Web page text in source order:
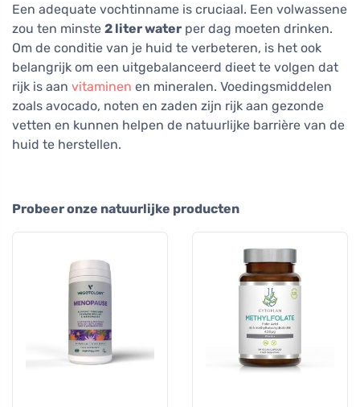
Een adequate vochtinname is cruciaal. Een volwassene
zou ten minste 2 liter water per dag moeten drinken.
Om de conditie van je huid te verbeteren, is het ook
belangrijk om een uitgebalanceerd dieet te volgen dat
rijk is aan vitaminen en mineralen. Voedingsmiddelen
zoals avocado, noten en zaden zijn rijk aan gezonde
vetten en kunnen helpen de natuurlijke barrière van de
huid te herstellen.
Probeer onze natuurlijke producten